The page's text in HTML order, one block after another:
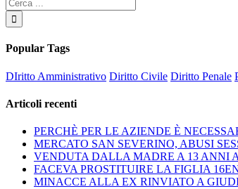
Popular Tags
DIritto Amministrativo Diritto Civile Diritto Penale
Articoli recenti
PERCHÈ PER LE AZIENDE È
MERCATO SAN SEVERINO, ABUSI
VENDUTA DALLA MADRE A 13 ANNI
FACEVA PROSTITUIRE LA FIGLIA
MINACCE ALLA EX RINVIATO A